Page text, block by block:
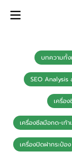
บทความทั้
SEO
เครื่อ
เครื่องซีลมือกด-เท้า
เครื่องปิดฝากระป๋อง